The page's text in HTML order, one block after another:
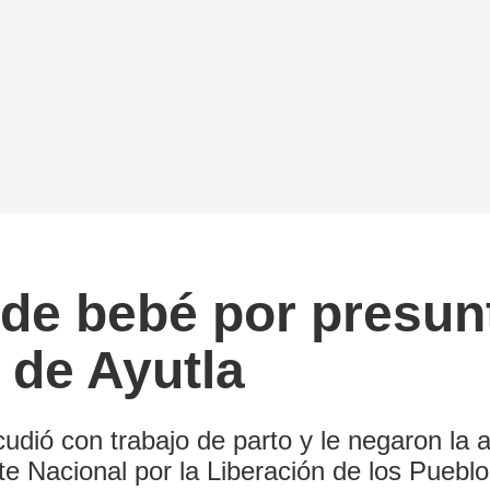
bebé por
Ayutla
con trabajo de parto y le negaron la
Nacional por la Liberación de los